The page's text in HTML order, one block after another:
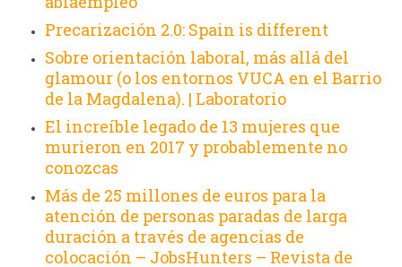
Precarización 2.0: Spain is different
Sobre orientación laboral, más allá del
glamour (o los entornos VUCA en el Barrio
de la Magdalena). | Laboratorio
El increíble legado de 13 mujeres que
murieron en 2017 y probablemente no
conozcas
Más de 25 millones de euros para la
atención de personas paradas de larga
duración a través de agencias de
colocación – JobsHunters – Revista de